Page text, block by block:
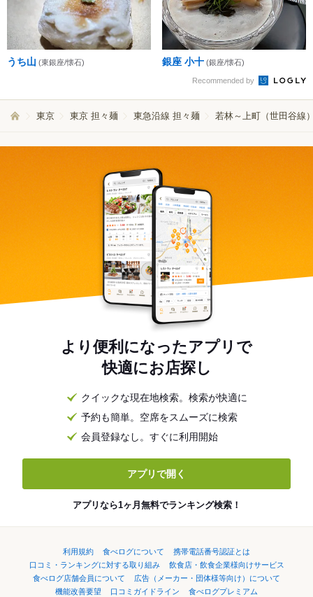
うち山 (東銀座/懐石) 銀座 小十 (銀座/懐石)
Recommended by
東京 東京 担々麺 東急沿線 担々麺 若林～上町（世田谷線
より便利になったアプリで
快適にお店探し
クイックな現在地検索。検索が快適に
予約も簡単。空席をスムーズに検索
会員登録なし。すぐに利用開始
アプリで開く
アプリなら1ヶ月無料でランキング検索！
利用規約 食べログについて
携帯電話番号認証とは
口コミ・ランキングに対する取り組み
飲食店・飲食企業様向けサービス
食べログ店舗会員について
広告（メーカー・団体様等向け）について
機能改善要望
口コミガイドライン
食べログプレミアム